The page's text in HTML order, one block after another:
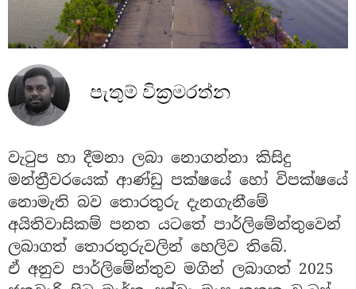
පැතුම් වික්‍රමරත්න
වැටුප හා දීමනා ලබා නොගන්නා කිසිදු
මන්ත්‍රීවරයෙක් ආණ්ඩු පක්ෂයේ හෝ විපක්ෂයේ
නොමැති බව තොරතුරු දැනගැනීමේ
අයිතිවාසිකම් පනත යටතේ පාර්ලිමේන්තුවෙන්
ලබාගත් තොරතුරුවලින් හෙලිව තිබේ.
ඒ අනුව පාර්ලිමේන්තුව මගින් ලබාගත් 2025